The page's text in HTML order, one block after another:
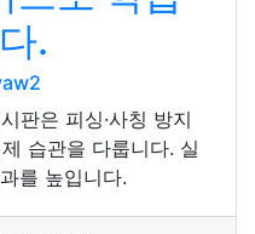
.
판은 피싱·사칭 방지
습관을 다룹니다. 실
를 높입니다.